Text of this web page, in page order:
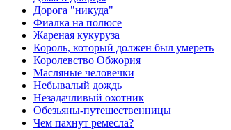
Дорога "никуда"
Фиалка на полюсе
Жареная кукуруза
Король, который должен был умереть
Королевство Обжория
Масляные человечки
Небывалый дождь
Незадачливый охотник
Обезьяны-путешественницы
Чем пахнут ремесла?